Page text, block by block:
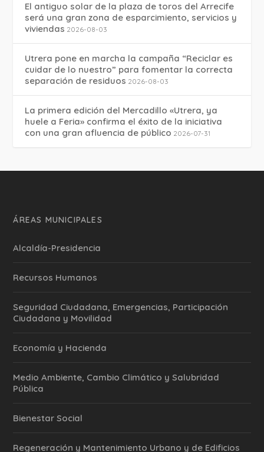
El antiguo solar de la plaza de toros del Arrecife
será una gran zona de esparcimiento, servicios y
viviendas 2026-08-03
Utrera pone en marcha la campaña “Reciclar es
cuidar de lo nuestro” para fomentar la correcta
separación de residuos 2026-08-03
La primera edición del Mercadillo «Utrera, ya
huele a Feria» confirma el éxito de la iniciativa
con una gran afluencia de público 2026-07-31
ÁREAS MUNICIPALES
Alcaldía-Presidencia
Recursos Humanos
Seguridad Ciudadana, Emergencias, Participación
Ciudadana y Movilidad
Economía y Hacienda
Medio Ambiente, Cambio Climático y Salubridad
Pública
Bienestar Social
Regeneración y Mantenimiento Urbano y de Edificios